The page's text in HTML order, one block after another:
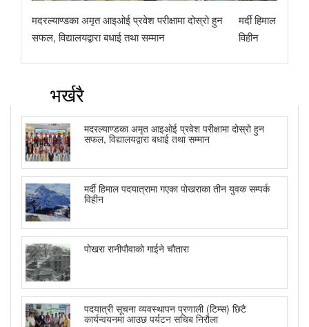
मदरल्याण्डका अमृत आइओई प्रवेश परीक्षामा दोस्रो हुन
सफल, विद्यालयद्वारा बधाई तथा सम्मान
मर्दी हिमाल
विहीन
भर्खरै
मदरल्याण्डका अमृत आइओई प्रवेश परीक्षामा दोस्रो हुन
सफल, विद्यालयद्वारा बधाई तथा सम्मान
मर्दी हिमाल पदयात्रामा गएका पोखराका तीन युवक सम्पर्क
विहीन
पोखरा रानीपौवाको गाईने चौतारा
पदयात्री सूचना व्यवस्थापन प्रणाली (टिम्स) छिटै
कार्यन्वयनमा आउछ पर्यटन सचिब निरौला